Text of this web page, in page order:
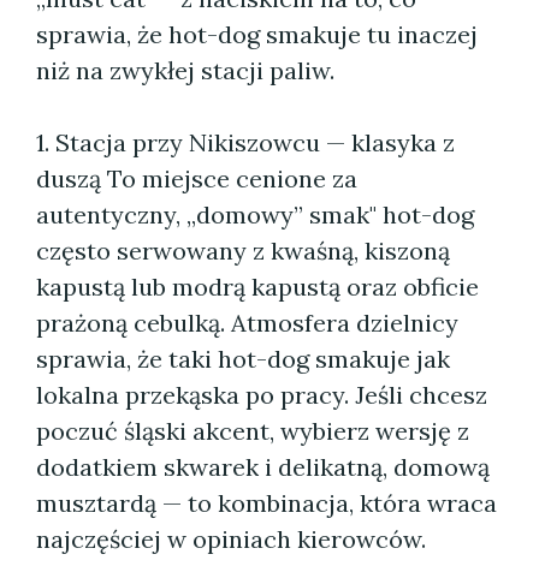
sprawia, że hot-dog smakuje tu inaczej
niż na zwykłej stacji paliw.
1. Stacja przy Nikiszowcu — klasyka z
duszą To miejsce cenione za
autentyczny, „domowy” smak" hot-dog
często serwowany z kwaśną, kiszoną
kapustą lub modrą kapustą oraz obficie
prażoną cebulką. Atmosfera dzielnicy
sprawia, że taki hot-dog smakuje jak
lokalna przekąska po pracy. Jeśli chcesz
poczuć śląski akcent, wybierz wersję z
dodatkiem skwarek i delikatną, domową
musztardą — to kombinacja, która wraca
najczęściej w opiniach kierowców.